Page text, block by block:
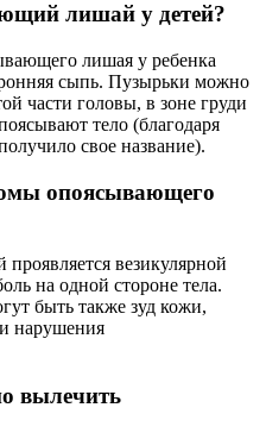
лишай у детей?
лишая у ребенка
сыпь. Пузырьки можно
части головы, в зоне груди
тело (благодаря
свое название).
опоясывающего
везикулярной
на одной стороне тела.
быть также зуд кожи,
нарушения
вылечить